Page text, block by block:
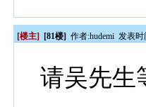
[楼主] [81楼] 作者:hudemi 发表时
请吴先生